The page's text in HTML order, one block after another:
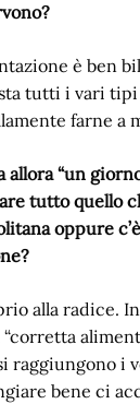
è ben
tutti i vari
farne a
allora “un
tutto quello
oppure
alla radice.
“corretta
raggiungono i
bene ci